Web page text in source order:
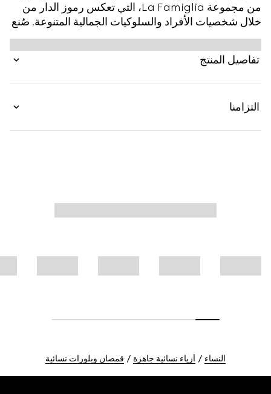
من مجموعة La Famiglia، التي تعكس رموز الدار من
خلال شخصيات الأفراد والسلوكيات الجمالية المتنوعة. صُنع
هذا الجاكيت المزوّد بسحّاب من قطن الجيرسي
والكشمير، ويزدان بطبعة شعار Gucci وشريط ويب مع
شعار G المتشابك.
تفاصيل المنتج
التزامنا
النساء أزياء نسائية جاهزة قمصان وبلوزات نسائية